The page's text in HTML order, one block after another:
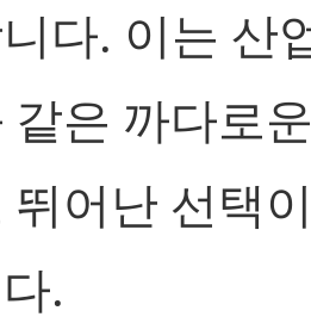
다. 이는 산
같은 까다로
뛰어난 선택
.